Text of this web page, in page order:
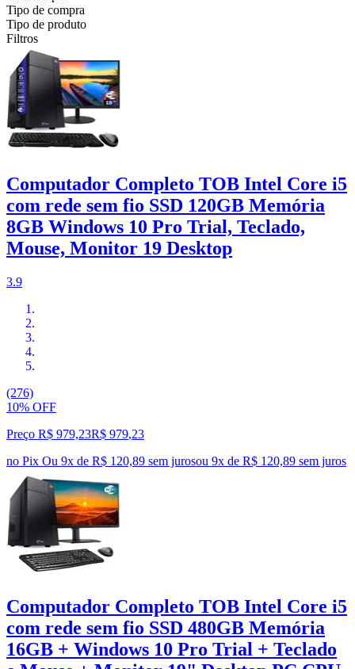
Tipo de compra
Tipo de produto
Filtros
Computador Completo TOB Intel Core i5
com rede sem fio SSD 120GB Memória
8GB Windows 10 Pro Trial, Teclado,
Mouse, Monitor 19 Desktop
3.9
(276)
10% OFF
Preço R$ 979,23R$ 979,23
no Pix Ou 9x de R$ 120,89 sem jurosou 9x de R$ 120,89 sem juros
Computador Completo TOB Intel Core i5
com rede sem fio SSD 480GB Memória
16GB + Windows 10 Pro Trial + Teclado